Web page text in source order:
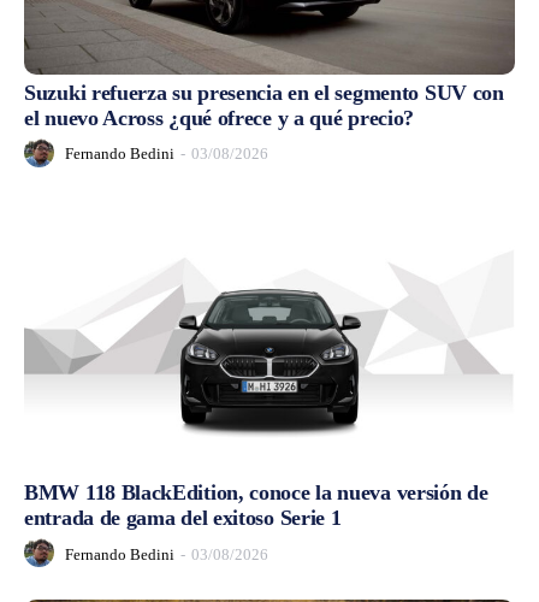
Suzuki refuerza su presencia en el segmento SUV con
el nuevo Across ¿qué ofrece y a qué precio?
Fernando Bedini - 03/08/2026
BMW 118 BlackEdition, conoce la nueva versión de
entrada de gama del exitoso Serie 1
Fernando Bedini - 03/08/2026